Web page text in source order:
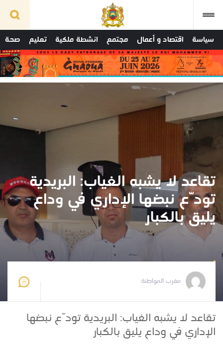
سياسة اقتصاد و أعمال مجتمع انشطة ملكية تعليم صحة
تقاعد لا يشبه الغياب: البريدية
تودّع نبضها الإداري في وداع
يليق بالكبار
مغرب المواطنة:
تقاعد لا يشبه الغياب: البريدية تودّع نبضها
الإداري في وداع يليق بالكبار